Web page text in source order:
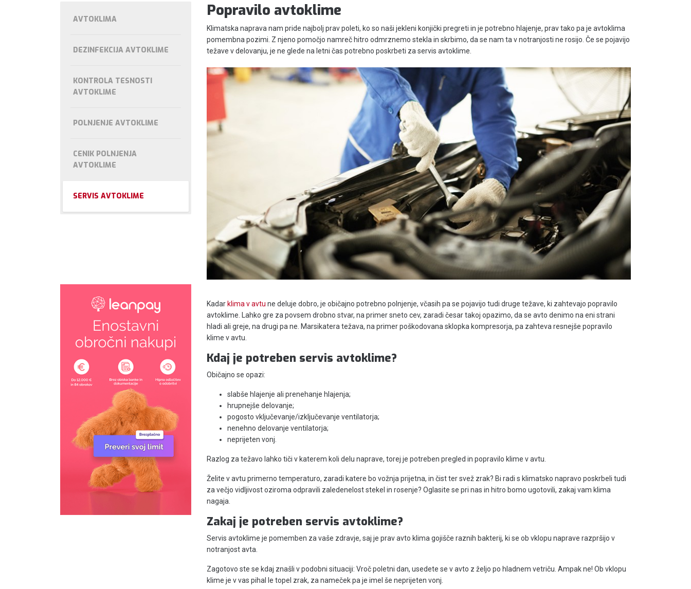
Popravilo avtoklime
Klimatska naprava nam pride najbolj prav poleti, ko so naši jekleni konjički pregreti in je potrebno hlajenje, prav tako pa je avtoklima
pomembna pozimi. Z njeno pomočjo namreč hitro odmrznemo stekla in skrbimo, da se nam ta v notranjosti ne rosijo. Če se pojavijo
težave v delovanju, je ne glede na letni čas potrebno poskrbeti za servis avtoklime.
Kadarklima v avtu ne deluje dobro, je običajno potrebno polnjenje, včasih pa se pojavijo tudi druge težave, ki zahtevajo popravilo
avtoklime. Lahko gre za povsem drobno stvar, na primer sneto cev, zaradi česar takoj opazimo, da se avto denimo na eni strani
hladi ali greje, na drugi pa ne. Marsikatera težava, na primer poškodovana sklopka kompresorja, pa zahteva resnejše popravilo
klime v avtu.
Kdaj je potreben servis avtoklime?
Običajno se opazi:
slabše hlajenje ali prenehanje hlajenja;
hrupnejše delovanje;
pogosto vključevanje/izključevanje ventilatorja;
nenehno delovanje ventilatorja;
neprijeten vonj.
Razlog za težavo lahko tiči v katerem koli delu naprave, torej je potreben pregled in popravilo klime v avtu.
Želite v avtu primerno temperaturo, zaradi katere bo vožnja prijetna, in čist ter svež zrak? Bi radi s klimatsko napravo poskrbeli tudi
za večjo vidljivost oziroma odpravili zaledenelost stekel in rosenje? Oglasite se pri nas in hitro bomo ugotovili, zakaj vam klima
nagaja.
Zakaj je potreben servis avtoklime?
Servis avtoklime je pomemben za vaše zdravje, saj je prav avto klima gojišče raznih bakterij, ki se ob vklopu naprave razpršijo v
notranjost avta.
Zagotovo ste se kdaj znašli v podobni situaciji: Vroč poletni dan, usedete se v avto z željo po hladnem vetriču. Ampak ne! Ob vklopu
klime je v vas pihal le topel zrak, za nameček pa je imel še neprijeten vonj.
AVTOKLIMA
DEZINFEKCIJA AVTOKLIME
KONTROLA TESNOSTI
AVTOKLIME
POLNJENJE AVTOKLIME
CENIK POLNJENJA
AVTOKLIME
SERVIS AVTOKLIME